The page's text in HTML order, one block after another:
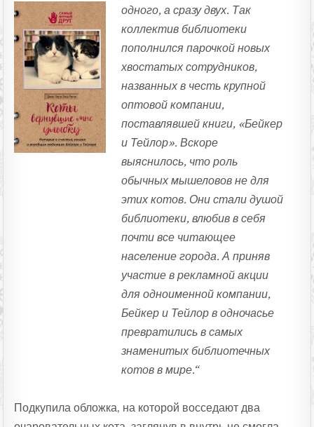
одного, а сразу двух. Так
коллектив библиотеки
пополнился парочкой новых
хвостатых сотрудников,
названных в честь крупной
оптовой компании,
поставлявшей книги, «Бейкер
и Тейлор». Вскоре
выяснилось, что роль
обычных мышеловов не для
этих котов. Они стали душой
библиотеки, влюбив в себя
почти все читающее
население города. А приняв
участие в рекламной акции
для одноименной компании,
Бейкер и Тейлор в одночасье
превратились в самых
знаменитых библиотечных
котов в мире.“
Подкупила обложка, на которой восседают два